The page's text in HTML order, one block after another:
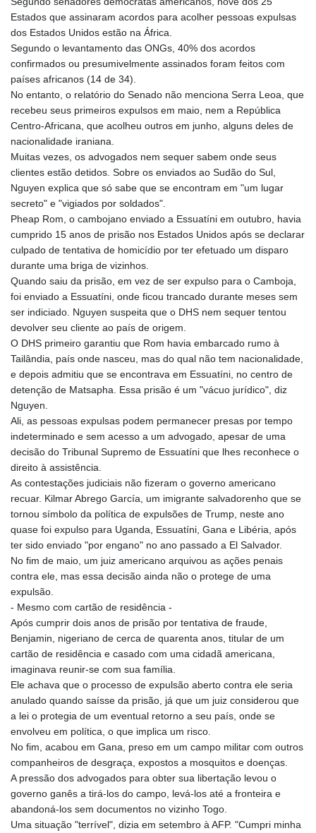
KZT 541.02372
LAK 26086.822873
LBP
103388.630514
LKR 387.81603
LSL 18.831591
LTL 3.402675
LVL 0.697063
MAD 10.772009
MDL 20.088564
MGA 4963.869122
MKD 61.548176
MMK 2419.480296
MNT 4144.000792
MOP 9.328972
MUR 54.242586
MVR 17.815708
MWK 2001.953827
MXN 19.792091
MYR 4.714415
MZN 73.639049
NAD 18.831591
NGN 1572.438973
NOK 10.977222
NPR 175.800197
NZD 1.962346
PAB 1.15453
PEN 3.902569
PGK 5.100921
PHP 70.185659
PKR 320.527693
PLN 4.302263
PYG 6867.585958
RON 5.256461
RSD 117.34213
RUB 94.667126
RWF 1696.038636
SAR 4.32528
SBD 9.297794
SCR 16.700579
SDG 692.002662
SEK 10.945041
SGD 1.476837
SLE 28.349629
SOS 659.848463
SRD 43.636562
STD 23851.917062
STN 24.509229
Estados que assinaram acordos para acolher pessoas expulsas
dos Estados Unidos estão na África.
Segundo o levantamento das ONGs, 40% dos acordos
confirmados ou presumivelmente assinados foram feitos com
países africanos (14 de 34).
No entanto, o relatório do Senado não menciona Serra Leoa, que
recebeu seus primeiros expulsos em maio, nem a República
Centro-Africana, que acolheu outros em junho, alguns deles de
nacionalidade iraniana.
Muitas vezes, os advogados nem sequer sabem onde seus
clientes estão detidos. Sobre os enviados ao Sudão do Sul,
Nguyen explica que só sabe que se encontram em "um lugar
secreto" e "vigiados por soldados".
Pheap Rom, o cambojano enviado a Essuatíni em outubro, havia
cumprido 15 anos de prisão nos Estados Unidos após se declarar
culpado de tentativa de homicídio por ter efetuado um disparo
durante uma briga de vizinhos.
Quando saiu da prisão, em vez de ser expulso para o Camboja,
foi enviado a Essuatíni, onde ficou trancado durante meses sem
ser indiciado. Nguyen suspeita que o DHS nem sequer tentou
devolver seu cliente ao país de origem.
O DHS primeiro garantiu que Rom havia embarcado rumo à
Tailândia, país onde nasceu, mas do qual não tem nacionalidade,
e depois admitiu que se encontrava em Essuatíni, no centro de
detenção de Matsapha. Essa prisão é um "vácuo jurídico", diz
Nguyen.
Ali, as pessoas expulsas podem permanecer presas por tempo
indeterminado e sem acesso a um advogado, apesar de uma
decisão do Tribunal Supremo de Essuatíni que lhes reconhece o
direito à assistência.
As contestações judiciais não fizeram o governo americano
recuar. Kilmar Abrego García, um imigrante salvadorenho que se
tornou símbolo da política de expulsões de Trump, neste ano
quase foi expulso para Uganda, Essuatíni, Gana e Libéria, após
ter sido enviado "por engano" no ano passado a El Salvador.
No fim de maio, um juiz americano arquivou as ações penais
contra ele, mas essa decisão ainda não o protege de uma
expulsão.
- Mesmo com cartão de residência -
Após cumprir dois anos de prisão por tentativa de fraude,
Benjamin, nigeriano de cerca de quarenta anos, titular de um
cartão de residência e casado com uma cidadã americana,
imaginava reunir-se com sua família.
Ele achava que o processo de expulsão aberto contra ele seria
anulado quando saísse da prisão, já que um juiz considerou que
a lei o protegia de um eventual retorno a seu país, onde se
envolveu em política, o que implica um risco.
No fim, acabou em Gana, preso em um campo militar com outros
companheiros de desgraça, expostos a mosquitos e doenças.
A pressão dos advogados para obter sua libertação levou o
governo ganês a tirá-los do campo, levá-los até a fronteira e
abandoná-los sem documentos no vizinho Togo.
Uma situação "terrível", dizia em setembro à AFP. "Cumpri minha